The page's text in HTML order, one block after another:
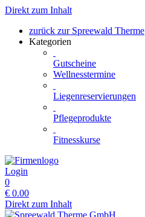
Direkt zum Inhalt
zurück zur Spreewald Therme
Kategorien
Gutscheine
Wellnesstermine
Liegenreservierungen
Pflegeprodukte
Fitnesskurse
Login
0
€ 0.00
Direkt zum Inhalt